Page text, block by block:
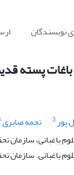
نویسندگان
پسته
پور3 نجمه صابری
باغبانی،
باغبانی. سازمان